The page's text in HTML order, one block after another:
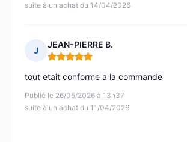
suite à un achat du 14/04/2026
J
JEAN-PIERRE B.
Note : 5 sur 5
Publié le 26/05/2026 à 13h37
suite à un achat du 11/04/2026
tout etait conforme a la commande